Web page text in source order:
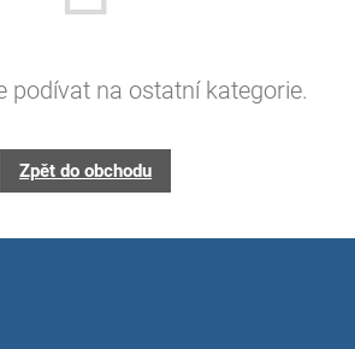
podívat na ostatní kategorie.
Zpět do obchodu